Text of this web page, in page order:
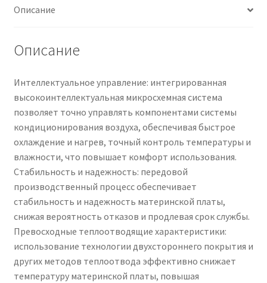
кондиционерами
часть
регулировки
платы
инверторной
цепи.
Описание
Описание
Интеллектуальное управление: интегрированная
высокоинтеллектуальная микросхемная система
позволяет точно управлять компонентами системы
кондиционирования воздуха, обеспечивая быстрое
охлаждение и нагрев, точный контроль температуры и
влажности, что повышает комфорт использования.
Стабильность и надежность: передовой
производственный процесс обеспечивает
стабильность и надежность материнской платы,
снижая вероятность отказов и продлевая срок службы.
Превосходные теплоотводящие характеристики:
использование технологии двухстороннего покрытия и
других методов теплоотвода эффективно снижает
температуру материнской платы, повышая